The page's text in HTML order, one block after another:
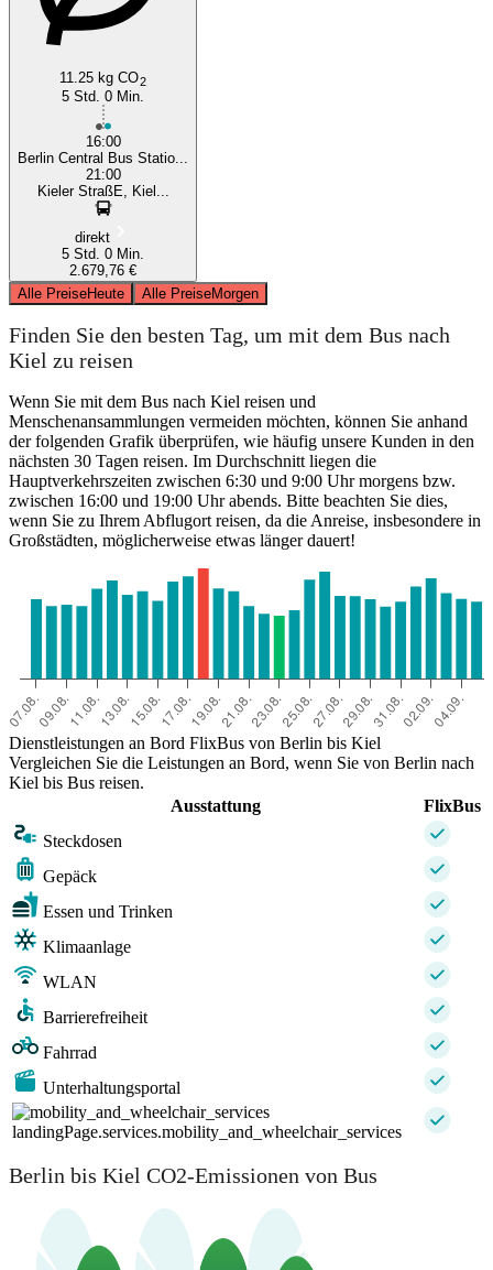
11.25 kg CO2
5 Std. 0 Min.
16:00
Berlin Central Bus Statio...
21:00
Kieler StraßE, Kiel...
direkt
5 Std. 0 Min.
2.679,76 €
Alle PreiseHeute Alle PreiseMorgen
Finden Sie den besten Tag, um mit dem Bus nach
Kiel zu reisen
Wenn Sie mit dem Bus nach Kiel reisen und
Menschenansammlungen vermeiden möchten, können Sie anhand
der folgenden Grafik überprüfen, wie häufig unsere Kunden in den
nächsten 30 Tagen reisen. Im Durchschnitt liegen die
Hauptverkehrszeiten zwischen 6:30 und 9:00 Uhr morgens bzw.
zwischen 16:00 und 19:00 Uhr abends. Bitte beachten Sie dies,
wenn Sie zu Ihrem Abflugort reisen, da die Anreise, insbesondere in
Großstädten, möglicherweise etwas länger dauert!
Dienstleistungen an Bord FlixBus von Berlin bis Kiel
Vergleichen Sie die Leistungen an Bord, wenn Sie von Berlin nach
Kiel bis Bus reisen.
Ausstattung
FlixBus
Steckdosen
Gepäck
Essen und Trinken
Klimaanlage
WLAN
Barrierefreiheit
Fahrrad
Unterhaltungsportal
landingPage.services.mobility_and_wheelchair_services
Berlin bis Kiel CO2-Emissionen von Bus